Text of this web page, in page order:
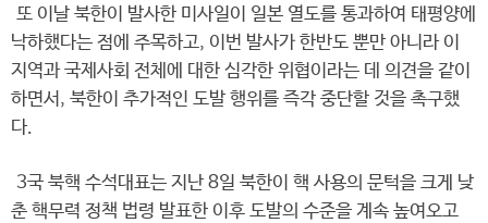
또 이날 북한이 발사한 미사일이 일본 열도를 통과하여 태평양에
낙하했다는 점에 주목하고, 이번 발사가 한반도 뿐만 아니라 이
지역과 국제사회 전체에 대한 심각한 위협이라는 데 의견을 같이
하면서, 북한이 추가적인 도발 행위를 즉각 중단할 것을 촉구했
다.
3국 북핵 수석대표는 지난 8일 북한이 핵 사용의 문턱을 크게 낮
춘 핵무력 정책 법령 발표한 이후 도발의 수준을 계속 높여오고